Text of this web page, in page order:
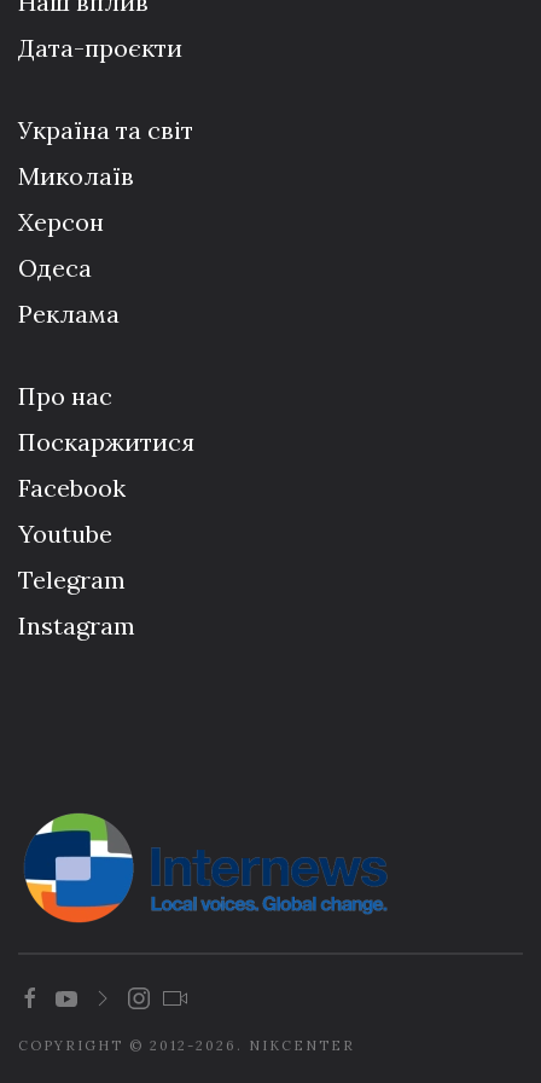
Дата-проєкти
Україна та світ
Миколаїв
Херсон
Одеса
Реклама
Про нас
Поскаржитися
Facebook
Youtube
Telegram
Instagram
COPYRIGHT © 2012-2026. NIKCENTER